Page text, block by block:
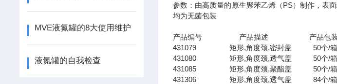
MVE液氮罐的8大使用维护
液氮罐的自我检查
参数：由高质量的原生聚苯乙烯（PS）制作，表
均为无菌包装
产品编号 产品描述 产品包
431079 矩形,角度颈,密封盖 50个/箱
431080 矩形,角度颈,透气盖 50个/箱
431085 矩形,角度颈,聚酯盖 50个/箱
431306 矩形,角度颈,透气盖 84个/箱